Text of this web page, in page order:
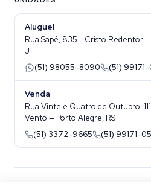
Aluguel
Rua Sapê, 835 - Cristo Redentor —
J
(51) 98055-8090
(51) 99171-
Venda
Rua Vinte e Quatro de Outubro,
Vento — Porto Alegre, RS
(51) 3372-9665
(51) 99171-